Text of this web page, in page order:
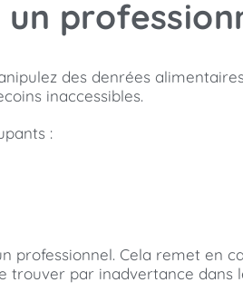
des denrées
inaccessibles.
:
Cela remet en
par inadvertance dans